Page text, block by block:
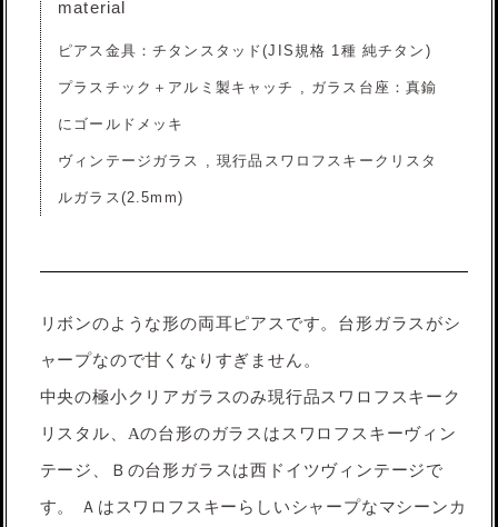
material
ピアス金具：チタンスタッド(JIS規格 1種 純チタン)
プラスチック＋アルミ製キャッチ , ガラス台座：真鍮
にゴールドメッキ
ヴィンテージガラス , 現行品スワロフスキークリスタ
ルガラス(2.5mm)
リボンのような形の両耳ピアスです。台形ガラスがシ
ャープなので甘くなりすぎません。
中央の極小クリアガラスのみ現行品スワロフスキーク
リスタル、Aの台形のガラスはスワロフスキーヴィン
テージ、Ｂの台形ガラスは西ドイツヴィンテージで
す。 Ａはスワロフスキーらしいシャープなマシーンカ